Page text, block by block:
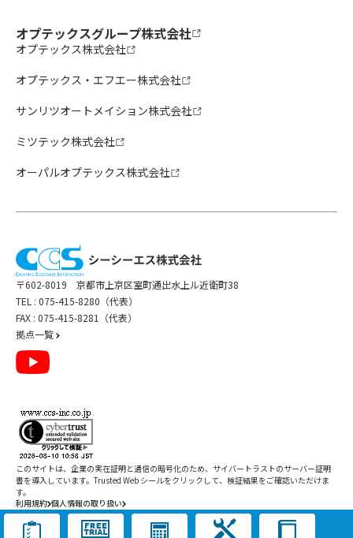
オプテックスグループ株式会社
オプテックス株式会社
オプテックス・エフエー株式会社
サンリツオートメイション株式会社
ミツテック株式会社
オーパルオプテックス株式会社
〒602-8019 京都市上京区室町通出水上ル近衛町38
TEL : 075-415-8280（代表）
FAX : 075-415-8281（代表）
拠点一覧
利用規約 個人情報の取り扱い
Copyright ©
2026CCS Inc. All Rights Reserved.
このサイトは、企業の実在証明と通信の暗号化のため、サイバートラストのサーバー証明
書を導入しています。Trusted Web シールをクリックして、検証結果をご確認いただけま
す。